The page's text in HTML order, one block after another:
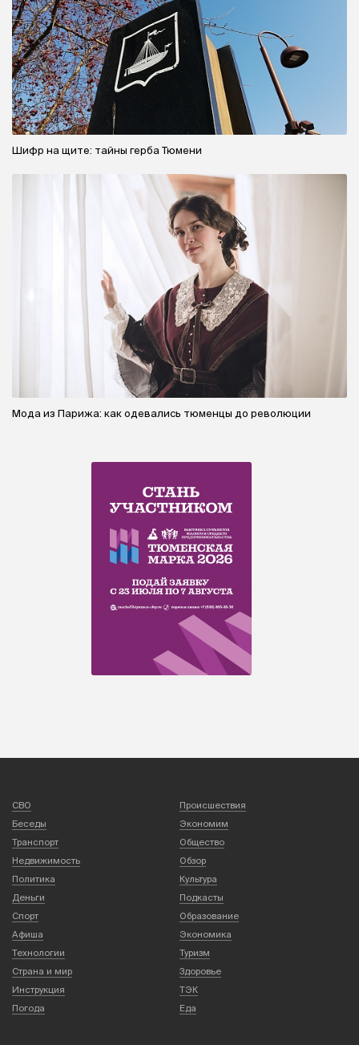
Шифр на щите: тайны герба Тюмени
Мода из Парижа: как одевались тюменцы до революции
СВО
Происшествия
Беседы
Экономим
Транспорт
Общество
Недвижимость
Обзор
Политика
Культура
Деньги
Подкасты
Спорт
Образование
Афиша
Экономика
Технологии
Туризм
Страна и мир
Здоровье
Инструкция
ТЭК
Погода
Еда